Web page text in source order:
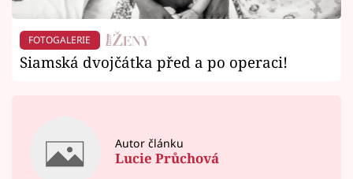
FOTOGALERIE
Siamská dvojčátka před a po operaci!
Autor článku
Lucie Průchová